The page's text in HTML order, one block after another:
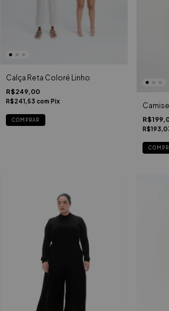
Calça Reta Coloré Linho
R$249,00
R$241,53 com Pix
COMPRAR